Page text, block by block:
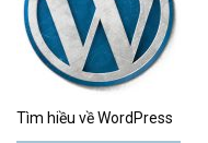
Tìm hiều về WordPress